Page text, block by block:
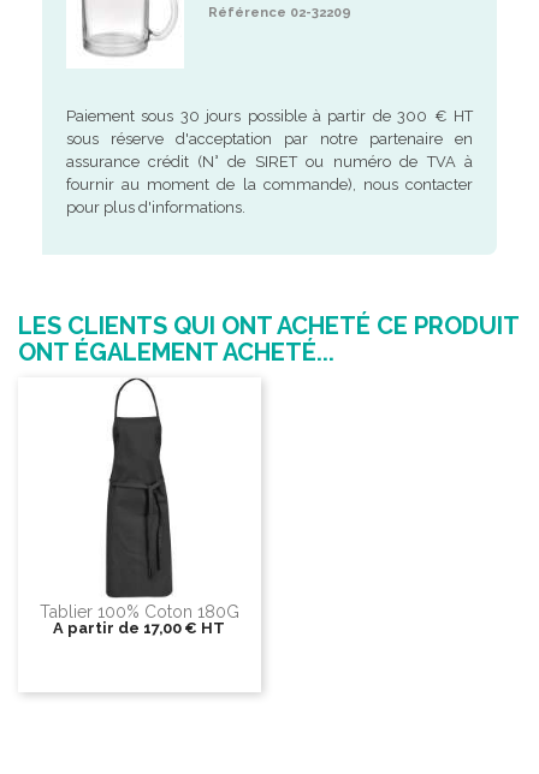
Référence 02-32209
Paiement sous 30 jours possible à partir de 300 € HT
sous réserve d'acceptation par notre partenaire en
assurance crédit (N° de SIRET ou numéro de TVA à
fournir au moment de la commande), nous contacter
pour plus d'informations.
LES CLIENTS QUI ONT ACHETÉ CE PRODUIT
ONT ÉGALEMENT ACHETÉ...
Tablier 100% Coton 180G
A partir de 17,00 € HT